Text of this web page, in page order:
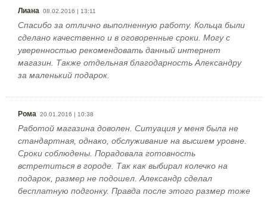
Лиана 08.02.2016 | 13:11
Спасибо за отлично выполненную работу. Кольца были
сделано качественно и в оговоренные сроки. Могу с
уверенностью рекомендовать данный интернет
магазин. Также отдельная благодарность Александру
за маленький подарок.
Рома 20.01.2016 | 10:38
Работой магазина доволен. Ситуация у меня была не
стандартная, однако, обслуживание на высшем уровне.
Сроки соблюдены. Порадовала готовность
встретиться в городе. Так как выбирал колечко на
подарок, размер не подошел. Александр сделал
бесплатную подгонку. Правда после этого размер тоже